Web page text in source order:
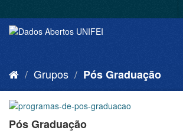
Grupos Pós Graduação
Pós Graduação